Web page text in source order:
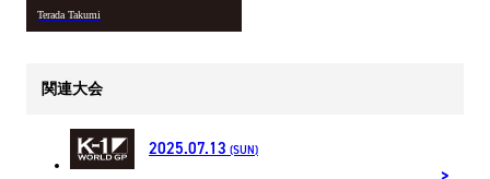
Terada Takumi
関連大会
2025.07.13 (SUN)